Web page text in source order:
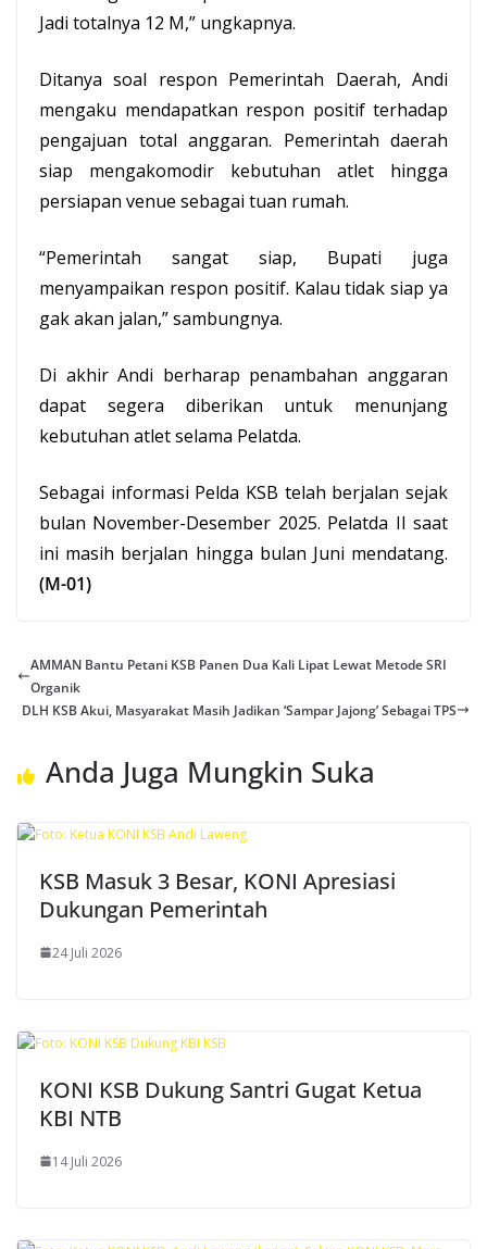
Jadi totalnya 12 M,” ungkapnya.
Ditanya soal respon Pemerintah Daerah, Andi
mengaku mendapatkan respon positif terhadap
pengajuan total anggaran. Pemerintah daerah
siap mengakomodir kebutuhan atlet hingga
persiapan venue sebagai tuan rumah.
“Pemerintah sangat siap, Bupati juga
menyampaikan respon positif. Kalau tidak siap ya
gak akan jalan,” sambungnya.
Di akhir Andi berharap penambahan anggaran
dapat segera diberikan untuk menunjang
kebutuhan atlet selama Pelatda.
Sebagai informasi Pelda KSB telah berjalan sejak
bulan November-Desember 2025. Pelatda II saat
ini masih berjalan hingga bulan Juni mendatang.
(M-01)
AMMAN Bantu Petani KSB Panen Dua Kali Lipat Lewat Metode SRI
Organik
DLH KSB Akui, Masyarakat Masih Jadikan ‘Sampar Jajong’ Sebagai TPS
Anda Juga Mungkin Suka
KSB Masuk 3 Besar, KONI Apresiasi
Dukungan Pemerintah
24 Juli 2026
KONI KSB Dukung Santri Gugat Ketua
KBI NTB
14 Juli 2026